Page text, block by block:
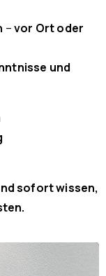
–vor Ort oder
und
sofort wissen,